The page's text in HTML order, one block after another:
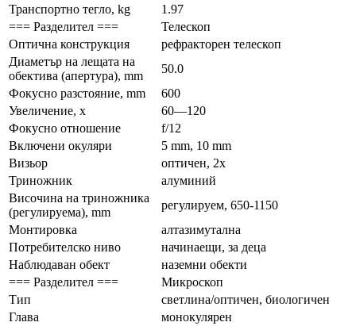
Транспортно тегло, kg
1.97
=== Разделител ===
Телескоп
Оптична конструкция
рефракторен телескоп
Диаметър на лещата на
обектива (апертура), mm
50.0
Фокусно разстояние, mm
600
Увеличение, x
60—120
Фокусно отношение
f/12
Включени окуляри
5 mm, 10 mm
Визьор
оптичен, 2x
Триножник
алуминий
Височина на триножника
(регулируема), mm
регулируем, 650-1150
Монтировка
алтазимутална
Потребителско ниво
начинаещи, за деца
Наблюдаван обект
наземни обекти
=== Разделител ===
Микроскоп
Тип
светлина/оптичен, биологичен
Глава
монокулярен